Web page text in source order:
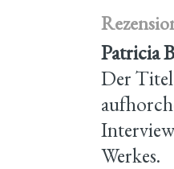
Patricia
Der Titel
Werkes.